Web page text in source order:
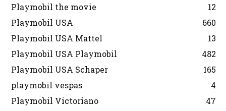
Playmobil the movie
12
Playmobil USA
660
Playmobil USA Mattel
13
Playmobil USA Playmobil
482
Playmobil USA Schaper
165
playmobil vespas
4
Playmobil Victoriano
47